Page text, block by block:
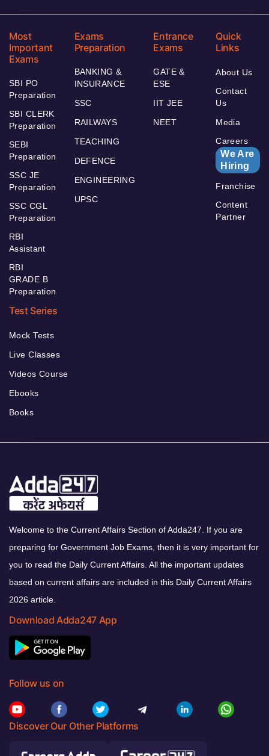
Most
Important
Exams
SBI PO
Preparation
SBI CLERK
Preparation
SEBI
Preparation
SSC JE
Preparation
SSC CGL
Preparation
RBI
Assistant
RBI
GRADE B
Preparation
Exams
Preparation
BANKING &
INSURANCE
SSC
RAILWAYS
TEACHING
DEFENCE
ENGINEERING
UPSC
Entrance
Exams
GATE &
ESE
IIT JEE
NEET
Quick
Links
About Us
Contact
Us
Media
Careers
We Are
Hiring
Franchise
Content
Partner
Test Series
Mock Tests
Live Classes
Videos Course
Ebooks
Books
Welcome to the Current Affairs Section of Adda247. If you are
preparing for Government Job Exams, then it is very important for
you to read the Daily Current Affairs. All the important updates
based on current affairs are included in this Daily Current Affairs
2026 article.
Download Adda247 App
Follow us on
Discover Our Other Platforms